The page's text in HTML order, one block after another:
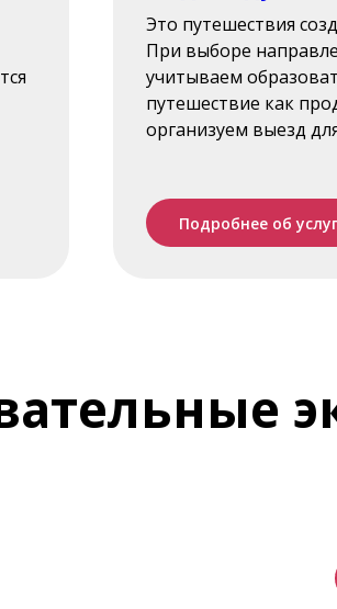
Это путешествия
При выборе
учитываем
путешествие как
организуем выезд
Подробнее об